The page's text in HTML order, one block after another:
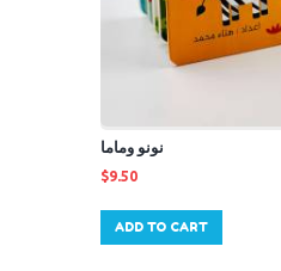
نونو وماما
$9.50
ADD TO CART